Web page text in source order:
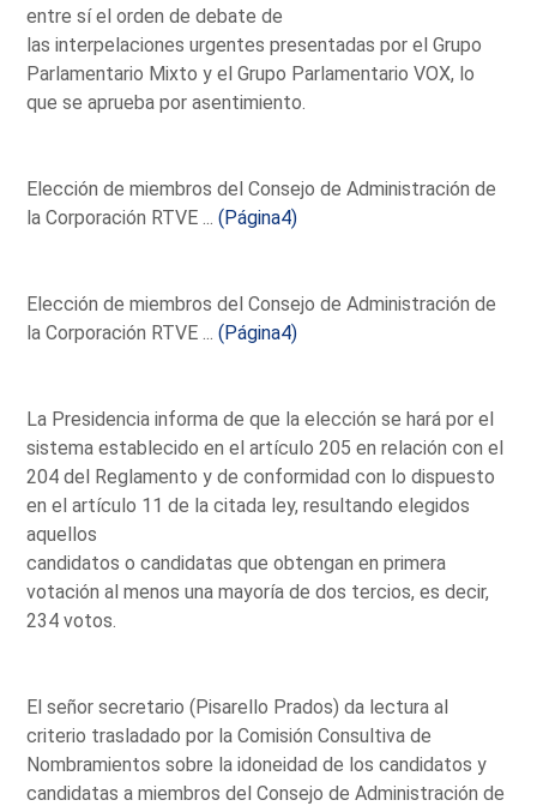
entre sí el orden de debate de
las interpelaciones urgentes presentadas por el Grupo
Parlamentario Mixto y el Grupo Parlamentario VOX, lo
que se aprueba por asentimiento.
Elección de miembros del Consejo de Administración de
la Corporación RTVE ...(Página4)
Elección de miembros del Consejo de Administración de
la Corporación RTVE ...(Página4)
La Presidencia informa de que la elección se hará por el
sistema establecido en el artículo 205 en relación con el
204 del Reglamento y de conformidad con lo dispuesto
en el artículo 11 de la citada ley, resultando elegidos
aquellos
candidatos o candidatas que obtengan en primera
votación al menos una mayoría de dos tercios, es decir,
234 votos.
El señor secretario (Pisarello Prados) da lectura al
criterio trasladado por la Comisión Consultiva de
Nombramientos sobre la idoneidad de los candidatos y
candidatas a miembros del Consejo de Administración de